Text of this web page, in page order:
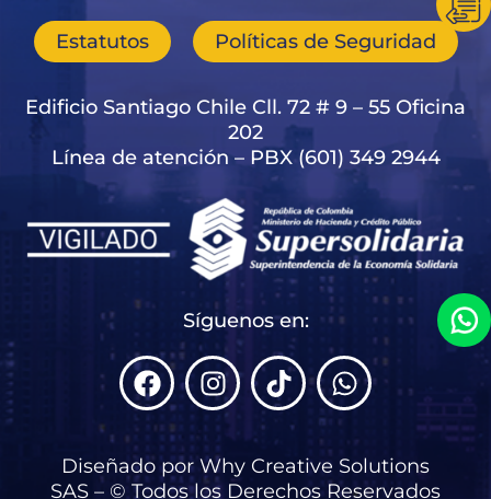
Estatutos Políticas de Seguridad
Edificio Santiago Chile Cll. 72 # 9 – 55 Oficina
202
Línea de atención – PBX (601) 349 2944
Síguenos en:
F
a
c
e
b
I
n
s
t
a
T
i
k
o
W
h
t
s
Diseñado por Why Creative Solutions
SAS – © Todos los Derechos Reservados